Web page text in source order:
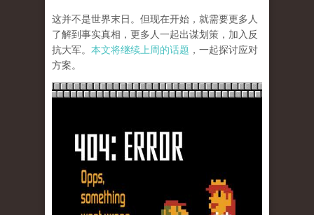
这并不是世界末日。但现在开始，就需要更多人
了解到事实真相，更多人一起出谋划策，加入反
抗大军。 本文将继续上周的话题 ，一起探讨应对
方案。